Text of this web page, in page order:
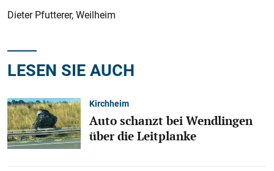
Dieter Pfutterer, Weilheim
LESEN SIE AUCH
Kirchheim
Auto schanzt bei Wendlingen
über die Leitplanke